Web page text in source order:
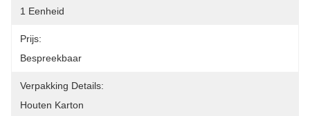
1 Eenheid
Prijs:
Bespreekbaar
Verpakking Details:
Houten Karton